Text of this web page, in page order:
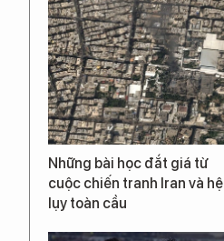
Những bài học đắt giá từ
cuộc chiến tranh Iran và hệ
lụy toàn cầu